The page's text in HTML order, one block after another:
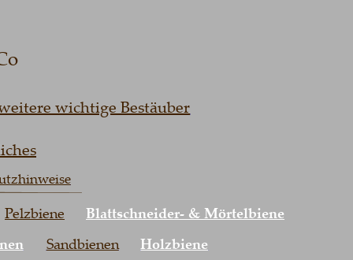
wichtige Bestäuber
Blattschneider- & Mörtelbiene
Holzbiene
Sandbienen